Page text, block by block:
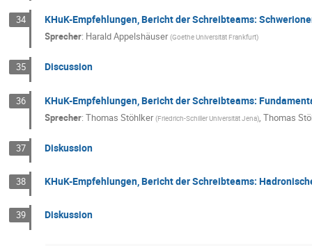
34 KHuK-Empfehlungen, Bericht der Schreibteams:
Sprecher: Harald Appelshäuser (Goethe Universität Frankfurt)
35 Discussion
36 KHuK-Empfehlungen, Bericht der Schreibteams:
Sprecher:Thomas Stöhlker (Friedrich-Schiller Universität Jena),Thomas
37 Diskussion
38 KHuK-Empfehlungen, Bericht der Schreibteams:
39 Diskussion